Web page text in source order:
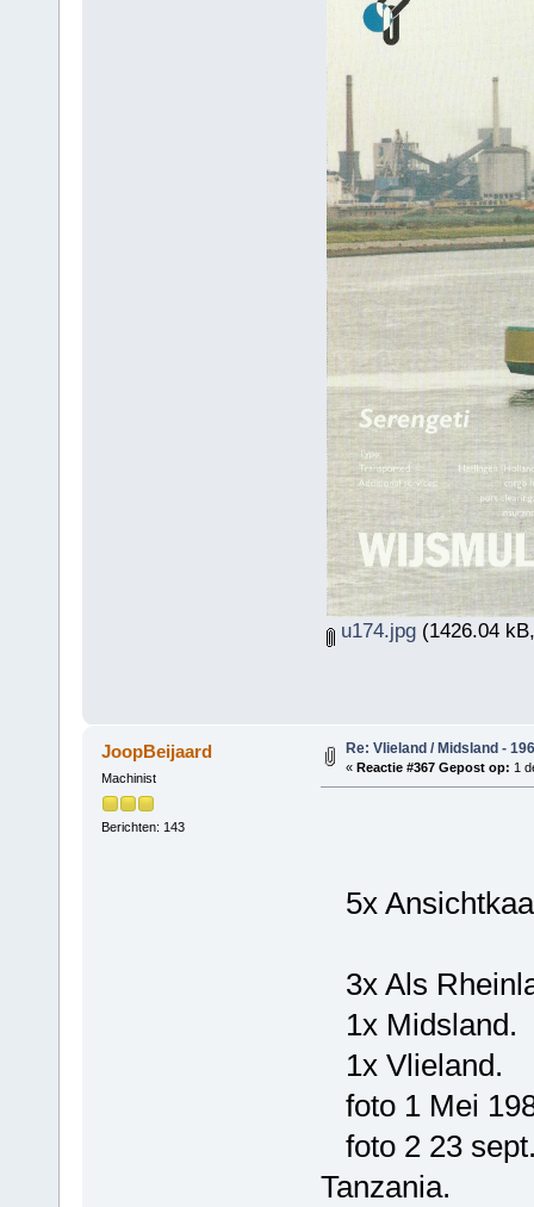
u174.jpg(1426.04
JoopBeijaard
Machinist
Berichten: 143
Re: Vlieland / Midsland -
« Reactie #367 Gepost op: 1
5x
3x Als
1x Midsland.
1x Vlieland.
foto 1 Mei
foto 2 23
Tanzania.